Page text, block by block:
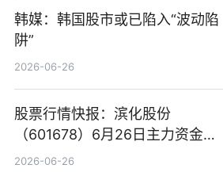
韩媒：韩国股市或已陷入“波动陷
阱”
2026-06-26
股票行情快报：滨化股份
（601678）6月26日主力资金净
卖出5964.34万元
2026-06-26